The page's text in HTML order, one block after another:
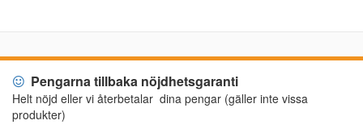
Pengarna tillbaka nöjdhetsgaranti
Helt nöjd eller vi återbetalar dina pengar (gäller inte vissa
produkter)